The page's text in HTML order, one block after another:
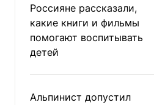
Россияне рассказали,
какие книги и фильмы
помогают воспитывать
детей
Альпинист допустил